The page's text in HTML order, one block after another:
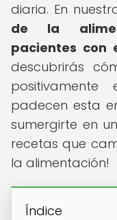
diaria. En
de la
pacientes con
descubrirás
padecen esta
sumergirte en
recetas que
la alimentación!
Índice